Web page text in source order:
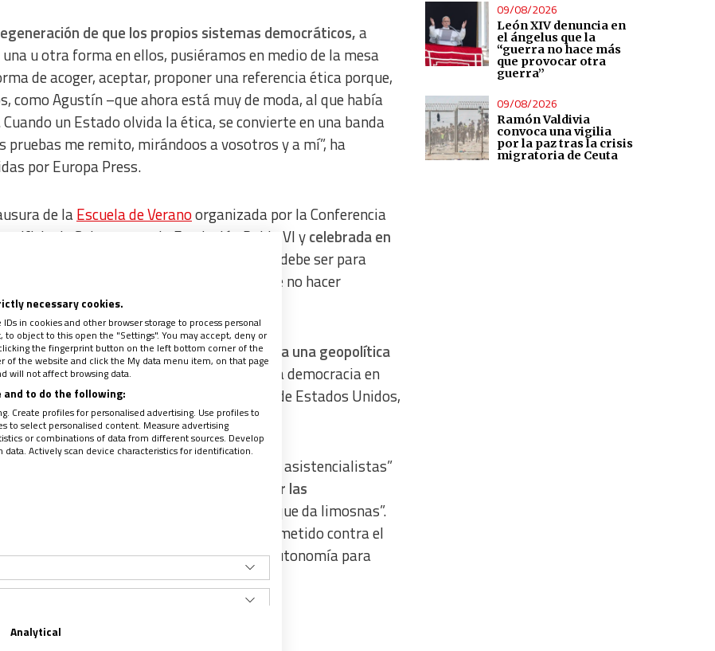
de que los propios sistemas democráticos,a
u otra forma en ellos, pusiéramos en medio de la mesa
de acoger, aceptar, proponer una referencia ética porque,
como Agustín –que ahora está muy de moda, al que había
un Estado olvida la ética, se convierte en una banda
me remito, mirándoos a vosotros y a mí”, ha
por Europa Press.
de laEscuela de Veranoorganizada por la Conferencia
de Salamanca y la Fundación Pablo VI ycelebrada en
ha precisado que la “referencia ética” debe ser para
también para los ciudadanos a la hora de no hacer
una “factura en negro”.
de la democracia. La oportunidad para una geopolítica
que prefiere hablar de “crisis” de la democracia en
estando Donald “Trump en la presidencia de Estados Unidos,
se han “convertido en democracias asistencialistas”
ciudadanos pasivos comprados por las
no debe “convertirse en una Cáritas laica que da limosnas”.
deconstrucción antropológica” y ha arremetido contra el
años sobre sexo y género dando “autonomía para
de conversión”
09/08/2026
León XIV denuncia en
el ángelus que la
“guerra no hace más
que provocar otra
guerra”
09/08/2026
Ramón Valdivia
convoca una vigilia
por la paz tras la crisis
migratoria de Ceuta
necessary cookies.
in cookies and other browser storage to process personal
object to this open the "Settings". You may accept, deny or
the fingerprint button on the left bottom corner of the
the website and click the My data menu item, on that page
will not affect browsing data.
to do the following:
Create profiles for personalised advertising. Use profiles to
to select personalised content. Measure advertising
or combinations of data from different sources. Develop
Actively scan device characteristics for identification.
Analytical